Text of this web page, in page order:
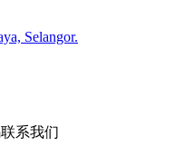
Selangor.
系我们